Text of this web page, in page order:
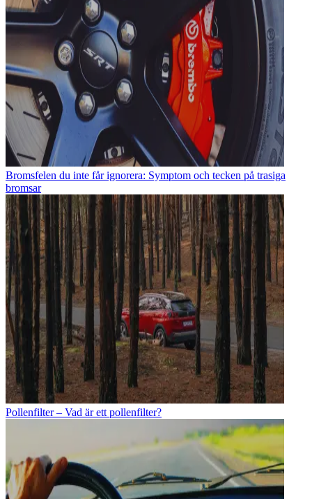
Bromsfelen du inte får ignorera: Symptom och tecken på trasiga
bromsar
Pollenfilter – Vad är ett pollenfilter?